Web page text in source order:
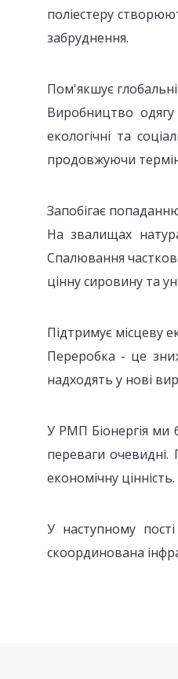
поліестеру
забруднення.
Пом'якшує глобальні
Виробництво
екологічні та
продовжуючи
Запобігає
На звалищах
Спалювання
цінну сировину та
Підтримує місцеву
Переробка - це
надходять у нові
У РМП Біонергія ми
переваги
економічну цінність.
У наступному
скоординована